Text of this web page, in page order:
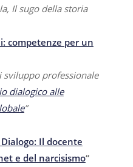
Il sugo della storia
competenze per un
sviluppo professionale
dialogico alle
”
Il docente
e del narcisismo“